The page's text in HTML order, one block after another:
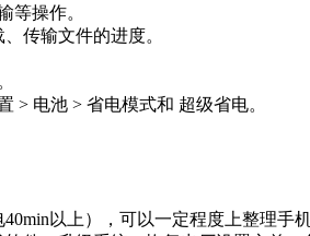
等操作。
传输文件的进度。
> 电池 > 省电模式和 超级省电。
以上），可以一定程度上整理手